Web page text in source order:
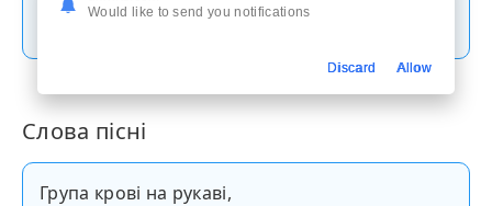
Скачати пісню
Слова пісні
Група крові на рукаві,
Would like to send you notifications
Discard Allow